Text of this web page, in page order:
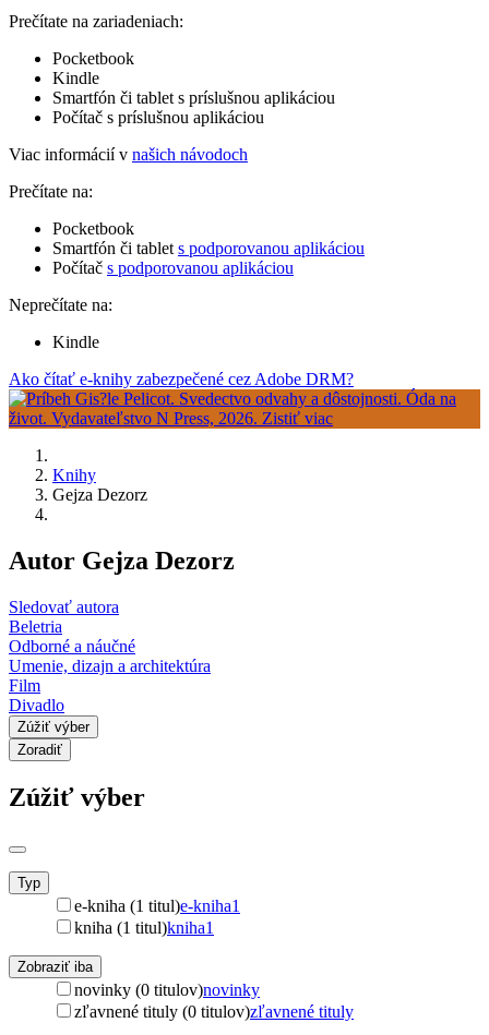
Prečítate na zariadeniach:
Pocketbook
Kindle
Smartfón či tablet s príslušnou aplikáciou
Počítač s príslušnou aplikáciou
Viac informácií v našich návodoch
Prečítate na:
Pocketbook
Smartfón či tablet s podporovanou aplikáciou
Počítač s podporovanou aplikáciou
Neprečítate na:
Kindle
Ako čítať e-knihy zabezpečené cez Adobe DRM?
Knihy
Gejza Dezorz
Autor Gejza Dezorz
Sledovať autora
Beletria
Odborné a náučné
Umenie, dizajn a architektúra
Film
Divadlo
Zúžiť výber
Zoradiť
Zúžiť výber
Typ
e-kniha (1 titul)e-kniha1
kniha (1 titul)kniha1
Zobraziť iba
novinky (0 titulov)novinky
zľavnené tituly (0 titulov)zľavnené tituly